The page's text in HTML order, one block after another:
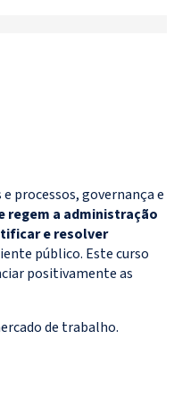
processos, governança e
regem a administração
e resolver
público. Este curso
positivamente as
de trabalho.